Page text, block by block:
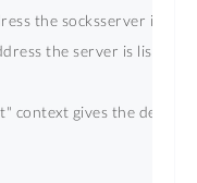
the socksserver is
the server is
context gives the